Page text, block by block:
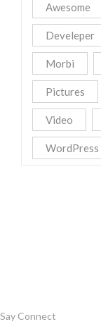
Awesome
Develeper
Morbi
Pictures
Video
WordPress
Say Connect